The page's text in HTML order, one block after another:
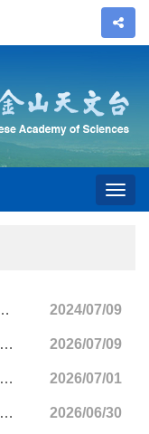
2024/07/09
2026/07/09
2026/07/01
2026/06/30